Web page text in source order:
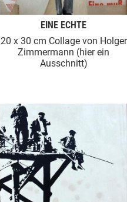
EINE ECHTE
20 x 30 cm Collage von Holger
Zimmermann (hier ein
Ausschnitt)